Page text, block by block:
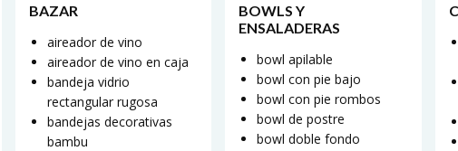
BAZAR
aireador de vino
aireador de vino en caja
bandeja vidrio
rectangular rugosa
bandejas decorativas
bambu
BOWLS Y
ENSALADERAS
bowl apilable
bowl con pie bajo
bowl con pie rombos
bowl de postre
bowl doble fondo